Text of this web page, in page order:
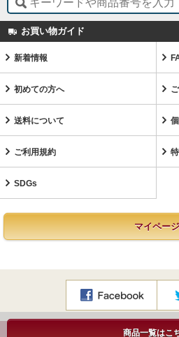
商品一覧はこ
お買い物ガイド
新着情報
初めての方へ
送料について
ご利用規約
SDGs
マイページ